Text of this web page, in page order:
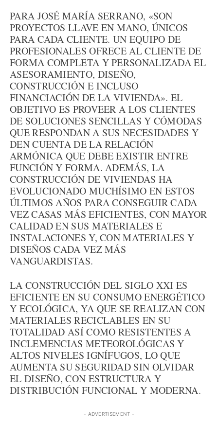
PARA JOSÉ MARÍA SERRANO, «SON
PROYECTOS LLAVE EN MANO, ÚNICOS
PARA CADA CLIENTE. UN EQUIPO DE
PROFESIONALES OFRECE AL CLIENTE DE
FORMA COMPLETA Y PERSONALIZADA EL
ASESORAMIENTO, DISEÑO,
CONSTRUCCIÓN E INCLUSO
FINANCIACIÓN DE LA VIVIENDA». EL
OBJETIVO ES PROVEER A LOS CLIENTES
DE SOLUCIONES SENCILLAS Y CÓMODAS
QUE RESPONDAN A SUS NECESIDADES Y
DEN CUENTA DE LA RELACIÓN
ARMÓNICA QUE DEBE EXISTIR ENTRE
FUNCIÓN Y FORMA. ADEMÁS, LA
CONSTRUCCIÓN DE VIVIENDAS HA
EVOLUCIONADO MUCHÍSIMO EN ESTOS
ÚLTIMOS AÑOS PARA CONSEGUIR CADA
VEZ CASAS MÁS EFICIENTES, CON MAYOR
CALIDAD EN SUS MATERIALES E
INSTALACIONES Y, CON MATERIALES Y
DISEÑOS CADA VEZ MÁS
VANGUARDISTAS.
LA CONSTRUCCIÓN DEL SIGLO XXI ES
EFICIENTE EN SU CONSUMO ENERGÉTICO
Y ECOLÓGICA, YA QUE SE REALIZAN CON
MATERIALES RECICLABLES EN SU
TOTALIDAD ASÍ COMO RESISTENTES A
INCLEMENCIAS METEOROLÓGICAS Y
ALTOS NIVELES IGNÍFUGOS, LO QUE
AUMENTA SU SEGURIDAD SIN OLVIDAR
EL DISEÑO, CON ESTRUCTURA Y
DISTRIBUCIÓN FUNCIONAL Y MODERNA.
- ADVERTISEMENT -